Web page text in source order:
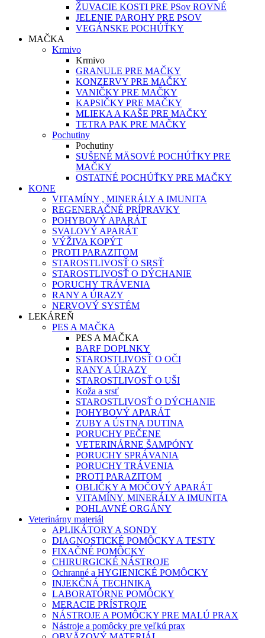
ŽUVACIE KOSTI PRE PSov ROVNÉ
JELENIE PAROHY PRE PSOV
VEGÁNSKE POCHÚŤKY
MAČKA
Krmivo
Krmivo
GRANULE PRE MAČKY
KONZERVY PRE MAČKY
VANIČKY PRE MAČKY
KAPSIČKY PRE MAČKY
MLIEKA A KAŠE PRE MAČKY
TETRA PAK PRE MAČKY
Pochutiny
Pochutiny
SUŠENÉ MÄSOVÉ POCHÚŤKY PRE
MAČKY
OSTATNÉ POCHÚŤKY PRE MAČKY
KONE
VITAMÍNY , MINERÁLY A IMUNITA
REGENERAČNÉ PRÍPRAVKY
POHYBOVÝ APARÁT
SVALOVÝ APARÁT
VÝŽIVA KOPÝT
PROTI PARAZITOM
STAROSTLIVOSŤ O SRSŤ
STAROSTLIVOSŤ O DÝCHANIE
PORUCHY TRÁVENIA
RANY A ÚRAZY
NERVOVÝ SYSTÉM
LEKÁREŇ
PES A MAČKA
PES A MAČKA
BARF DOPLNKY
STAROSTLIVOSŤ O OČI
RANY A ÚRAZY
STAROSTLIVOSŤ O UŠI
Koža a srsť
STAROSTLIVOSŤ O DÝCHANIE
POHYBOVÝ APARÁT
ZUBY A ÚSTNA DUTINA
PORUCHY PEČENE
VETERINÁRNE ŠAMPÓNY
PORUCHY SPRÁVANIA
PORUCHY TRÁVENIA
PROTI PARAZITOM
OBLIČKY A MOČOVÝ APARÁT
VITAMÍNY, MINERÁLY A IMUNITA
POHLAVNÉ ORGÁNY
Veterinárny materiál
APLIKÁTORY A SONDY
DIAGNOSTICKÉ POMÔCKY A TESTY
FIXAČNÉ POMÔCKY
CHIRURGICKÉ NÁSTROJE
Ochranné a HYGIENICKÉ POMÔCKY
INJEKČNÁ TECHNIKA
LABORATÓRNE POMÔCKY
MERACIE PRÍSTROJE
NÁSTROJE A POMÔCKY PRE MALÚ PRAX
Nástroje a pomôcky pre veľkú prax